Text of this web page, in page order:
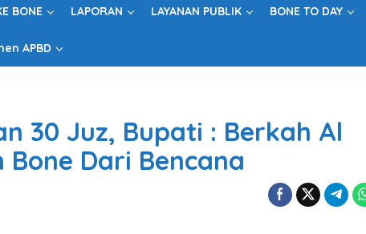
BONE LAPORAN LAYANAN PUBLIK BONE TO DAY
APBD
30 Juz, Bupati : Berkah Al
Dari Bencana